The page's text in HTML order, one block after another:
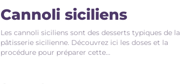
Cannoli siciliens
Les cannoli siciliens sont des desserts typiques de la
pâtisserie sicilienne. Découvrez ici les doses et la
procédure pour préparer cette…